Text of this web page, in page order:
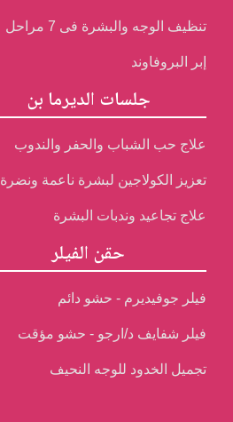
تنظيف الوجه والبشرة فى 7 مراحل
إبر البروفاوند
جلسات الديرما بن
علاج حب الشباب والحفر والندوب
تعزيز الكولاجين لبشرة ناعمة ونضرة
علاج تجاعيد وندبات البشرة
حقن الفيلر
فيلر جوفيديرم - حشو دائم
فيلر شفايف د/ارجو - حشو مؤقت
تجميل الخدود للوجه النحيف